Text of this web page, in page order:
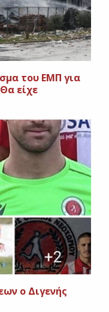
του ΕΜΠ για
είχε
ο Διγενής